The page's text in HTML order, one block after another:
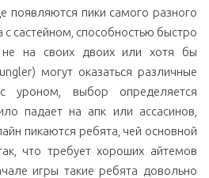
появляются пики самого разного
састейном, способностью быстро
на своих двоих или хотя бы
могут оказаться различные
выбор определяется
падает на апк или ассасинов,
пикаются ребята, чей основной
что требует хороших айтемов
игры такие ребята довольно